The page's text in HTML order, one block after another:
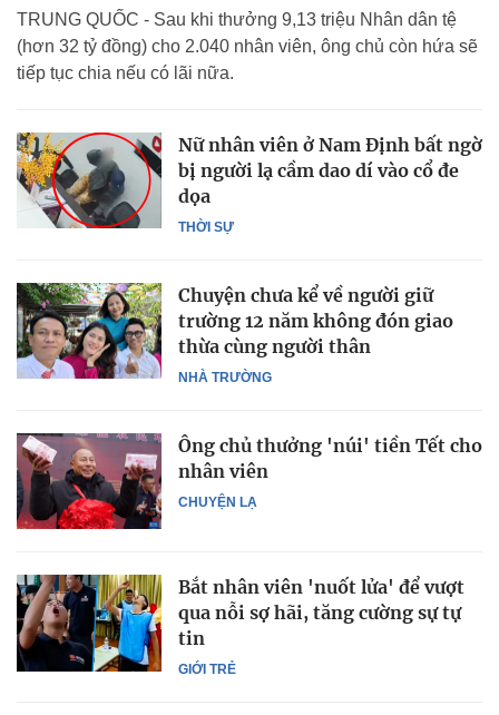
TRUNG QUỐC - Sau khi thưởng 9,13 triệu Nhân dân tệ
(hơn 32 tỷ đồng) cho 2.040 nhân viên, ông chủ còn hứa sẽ
tiếp tục chia nếu có lãi nữa.
THỜI SỰ
Nữ nhân viên ở Nam Định bất ngờ
bị người lạ cầm dao dí vào cổ đe
dọa
NHÀ TRƯỜNG
Chuyện chưa kể về người giữ
trường 12 năm không đón giao
thừa cùng người thân
CHUYỆN LẠ
Ông chủ thưởng 'núi' tiền Tết cho
nhân viên
GIỚI TRẺ
Bắt nhân viên 'nuốt lửa' để vượt
qua nỗi sợ hãi, tăng cường sự tự
tin